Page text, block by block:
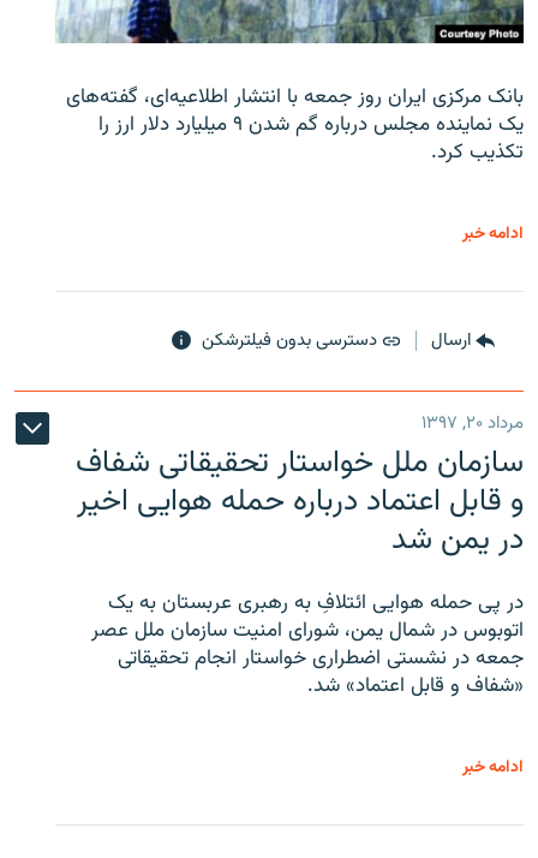
بانک مرکزی ایران روز جمعه با انتشار اطلاعیه‌ای، گفته‌های
یک نماینده مجلس درباره گم شدن ۹ میلیارد دلار ارز را
تکذیب کرد.
ادامه خبر
ارسال دسترسی بدون فیلترشکن
مرداد ۲۰, ۱۳۹۷
سازمان ملل خواستار تحقیقاتی شفاف
و قابل اعتماد درباره حمله هوایی اخیر
در یمن شد
در پی حمله هوایی ائتلافِ به رهبری عربستان به یک
اتوبوس در شمال یمن، شورای امنیت سازمان ملل عصر
جمعه در نشستی اضطراری خواستار انجام تحقیقاتی
«شفاف و قابل اعتماد» شد.
ادامه خبر